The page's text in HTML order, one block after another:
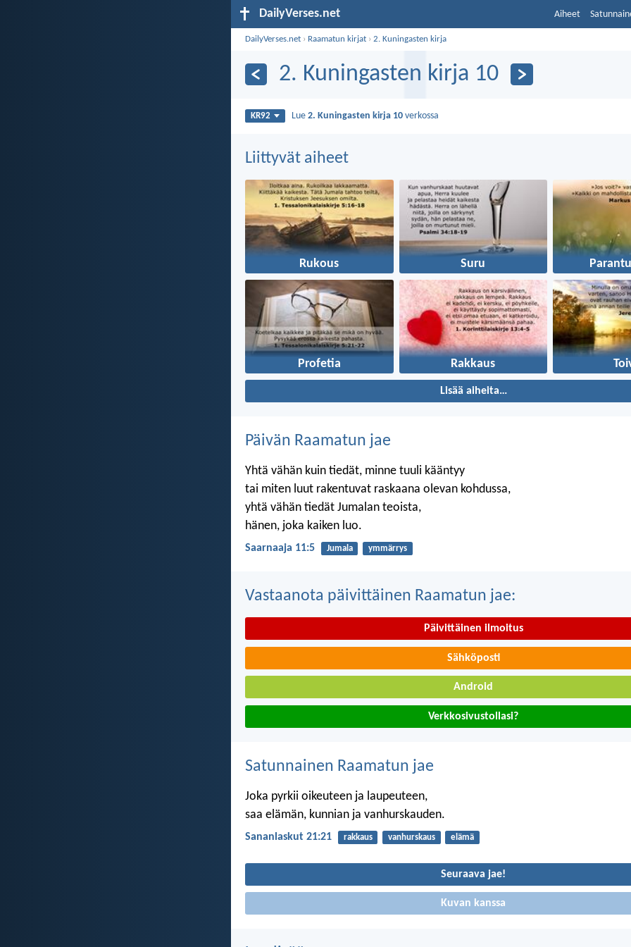
DailyVerses.net Aiheet
DailyVerses.net › Raamatun kirjat ›2. Kuningasten kirja
2. Kuningasten kirja 10
KR92 Lue2. Kuningasten kirja 10 verkossa
Liittyvät aiheet
Rukous Suru
Profetia Rakkaus
Lisää aiheita…
Päivän Raamatun jae
Yhtä vähän kuin tiedät, minne tuuli kääntyy
tai miten luut rakentuvat raskaana olevan kohdussa,
yhtä vähän tiedät Jumalan teoista,
hänen, joka kaiken luo.
Saarnaaja 11:5 Jumala ymmärrys
Vastaanota päivittäinen Raamatun jae:
Päivittäinen ilmoitus
Sähköposti
Android
Verkkosivustollasi?
Satunnainen Raamatun jae
Joka pyrkii oikeuteen ja laupeuteen,
saa elämän, kunnian ja vanhurskauden.
Sananlaskut 21:21 rakkaus vanhurskaus elämä
Seuraava jae!
Kuvan kanssa